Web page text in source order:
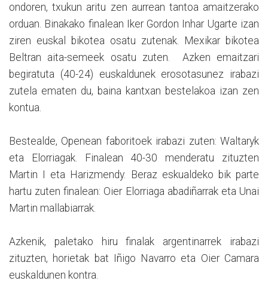
ondoren, txukun aritu zen aurrean tantoa amaitzerako
orduan. Binakako finalean Iker Gordon Inhar Ugarte izan
ziren euskal bikotea osatu zutenak. Mexikar bikotea
Beltran aita-semeek osatu zuten. Azken emaitzari
begiratuta (40-24) euskaldunek erosotasunez irabazi
zutela ematen du, baina kantxan bestelakoa izan zen
kontua.
Bestealde, Openean faboritoek irabazi zuten: Waltaryk
eta Elorriagak. Finalean 40-30 menderatu zituzten
Martin I eta Harizmendy. Beraz eskualdeko bik parte
hartu zuten finalean: Oier Elorriaga abadiñarrak eta Unai
Martin mallabiarrak.
Azkenik, paletako hiru finalak argentinarrek irabazi
zituzten, horietak bat Iñigo Navarro eta Oier Camara
euskaldunen kontra.